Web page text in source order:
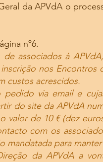
da APVdA o
nº6.
associados à
nos Encontros
custos acrescidos.
via email e
do site da APVdA
de 10 € (dez
com os
para
da APVdA a